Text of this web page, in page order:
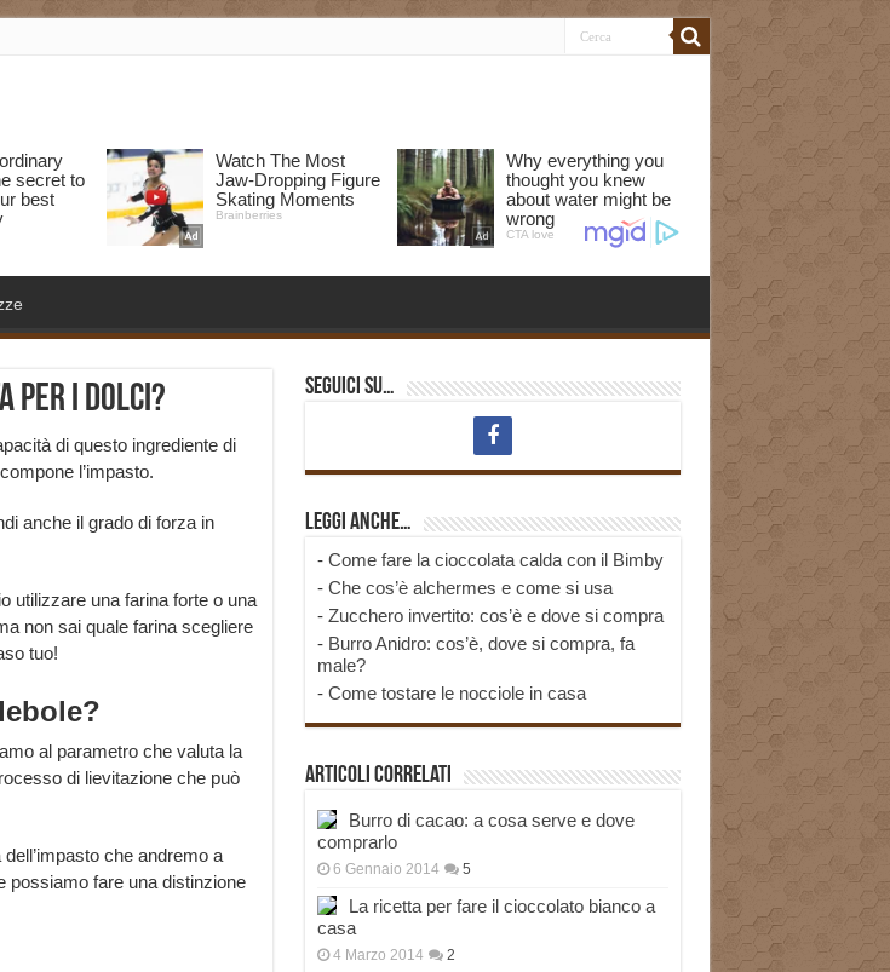
per i dolci?
di questo ingrediente di
l’impasto.
anche il grado di forza in
utilizzare una farina forte o una
non sai quale farina scegliere
tuo!
al parametro che valuta la
di lievitazione che può
che andremo a
possiamo fare una distinzione
Seguici su…
Leggi anche…
- Come fare la cioccolata calda con il Bimby
- Che cos’è alchermes e come si usa
- Zucchero invertito: cos’è e dove si compra
- Burro Anidro: cos’è, dove si compra, fa
male?
- Come tostare le nocciole in casa
Articoli correlati
Burro di cacao: a cosa serve e dove
comprarlo
6 Gennaio 2014 5
La ricetta per fare il cioccolato bianco a
casa
4 Marzo 2014 2